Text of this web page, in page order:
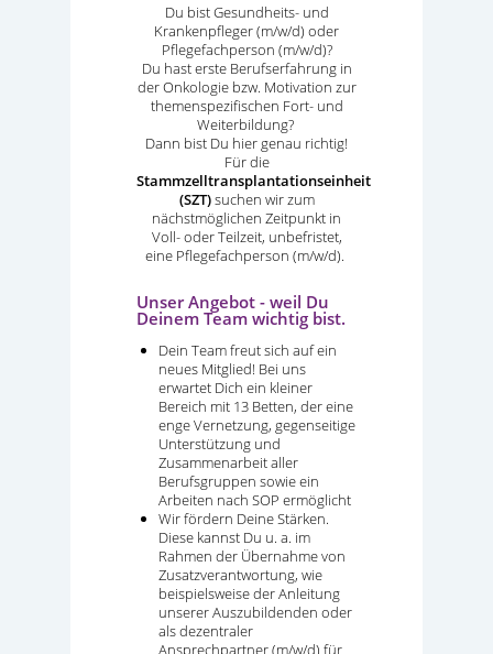
Du bist Gesundheits- und
Krankenpfleger (m/w/d) oder
Pflegefachperson (m/w/d)?
Du hast erste Berufserfahrung in
der Onkologie bzw. Motivation zur
themenspezifischen Fort- und
Weiterbildung?
Dann bist Du hier genau richtig!
Für die
Stammzelltransplantationseinheit
(SZT)suchen wir zum
nächstmöglichen Zeitpunkt in
Voll- oder Teilzeit, unbefristet,
eine Pflegefachperson (m/w/d).
Unser Angebot - weil Du
Deinem Team wichtig bist.
Dein Team freut sich auf ein
neues Mitglied! Bei uns
erwartet Dich ein kleiner
Bereich mit 13 Betten, der eine
enge Vernetzung, gegenseitige
Unterstützung und
Zusammenarbeit aller
Berufsgruppen sowie ein
Arbeiten nach SOP ermöglicht
Wir fördern Deine Stärken.
Diese kannst Du u. a. im
Rahmen der Übernahme von
Zusatzverantwortung, wie
beispielsweise der Anleitung
unserer Auszubildenden oder
als dezentraler
Ansprechpartner (m/w/d) für